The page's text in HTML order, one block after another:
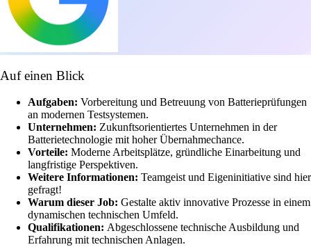
Auf einen Blick
Aufgaben: Vorbereitung und Betreuung von Batterieprüfungen
an modernen Testsystemen.
Unternehmen: Zukunftsorientiertes Unternehmen in der
Batterietechnologie mit hoher Übernahmechance.
Vorteile: Moderne Arbeitsplätze, gründliche Einarbeitung und
langfristige Perspektiven.
Weitere Informationen: Teamgeist und Eigeninitiative sind hier
gefragt!
Warum dieser Job: Gestalte aktiv innovative Prozesse in einem
dynamischen technischen Umfeld.
Qualifikationen: Abgeschlossene technische Ausbildung und
Erfahrung mit technischen Anlagen.